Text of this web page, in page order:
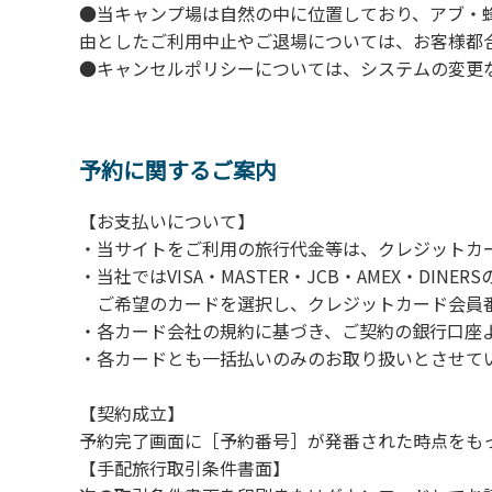
●当キャンプ場は自然の中に位置しており、アブ・
由としたご利用中止やご退場については、お客様
●キャンセルポリシーについては、システムの変更
予約に関するご案内
【お支払いについて】
・当サイトをご利用の旅行代金等は、クレジット
・当社ではVISA・MASTER・JCB・AMEX・
ご希望のカードを選択し、クレジットカード会
・各カード会社の規約に基づき、ご契約の銀行口
・各カードとも一括払いのみのお取り扱いとさせて
【契約成立】
予約完了画面に［予約番号］が発番された時点を
【手配旅行取引条件書面】